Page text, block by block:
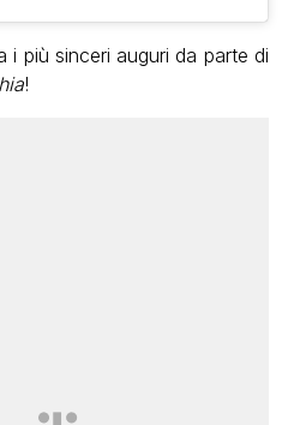
i più sinceri auguri da parte di
!